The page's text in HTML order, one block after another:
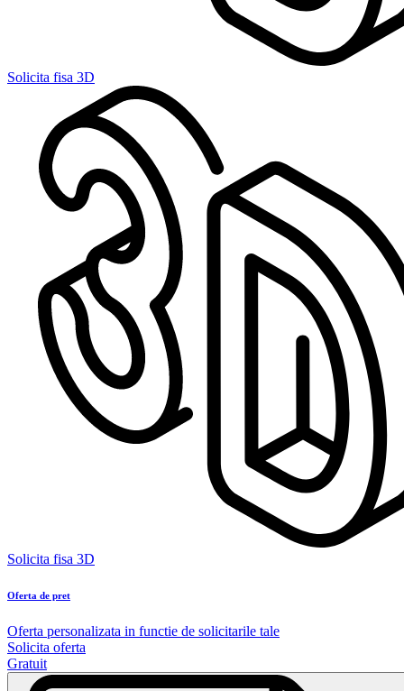
Solicita fisa 3D
Solicita fisa 3D
Oferta de pret
Oferta personalizata in functie de solicitarile tale
Solicita oferta
Gratuit